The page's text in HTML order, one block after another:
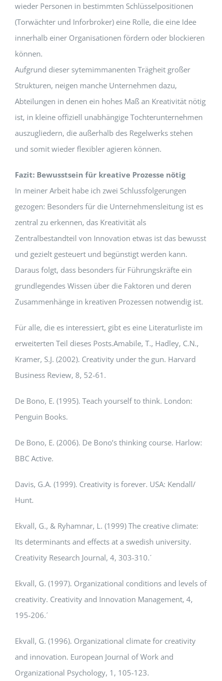
wieder Personen in bestimmten Schlüsselpositionen
(Torwächter und Inforbroker) eine Rolle, die eine Idee
innerhalb einer Organisationen fördern oder blockieren
können.
Aufgrund dieser sytemimmanenten Trägheit großer
Strukturen, neigen manche Unternehmen dazu,
Abteilungen in denen ein hohes Maß an Kreativität nötig
ist, in kleine offiziell unabhängige Tochterunternehmen
auszugliedern, die außerhalb des Regelwerks stehen
und somit wieder flexibler agieren können.
Fazit: Bewusstsein für kreative Prozesse nötig
In meiner Arbeit habe ich zwei Schlussfolgerungen
gezogen: Besonders für die Unternehmensleitung ist es
zentral zu erkennen, das Kreativität als
Zentralbestandteil von Innovation etwas ist das bewusst
und gezielt gesteuert und begünstigt werden kann.
Daraus folgt, dass besonders für Führungskräfte ein
grundlegendes Wissen über die Faktoren und deren
Zusammenhänge in kreativen Prozessen notwendig ist.
Für alle, die es interessiert, gibt es eine Literaturliste im
erweiterten Teil dieses Posts.Amabile, T., Hadley, C.N.,
Kramer, S.J. (2002). Creativity under the gun. Harvard
Business Review, 8, 52-61.
De Bono, E. (1995). Teach yourself to think. London:
Penguin Books.
De Bono, E. (2006). De Bono’s thinking course. Harlow:
BBC Active.
Davis, G.A. (1999). Creativity is forever. USA: Kendall/
Hunt.
Ekvall, G., & Ryhamnar, L. (1999) The creative climate:
Its determinants and effects at a swedish university.
Creativity Research Journal, 4, 303-310.´
Ekvall, G. (1997). Organizational conditions and levels of
creativity. Creativity and Innovation Management, 4,
195-206.´
Ekvall, G. (1996). Organizational climate for creativity
and innovation. European Journal of Work and
Organizational Psychology, 1, 105-123.